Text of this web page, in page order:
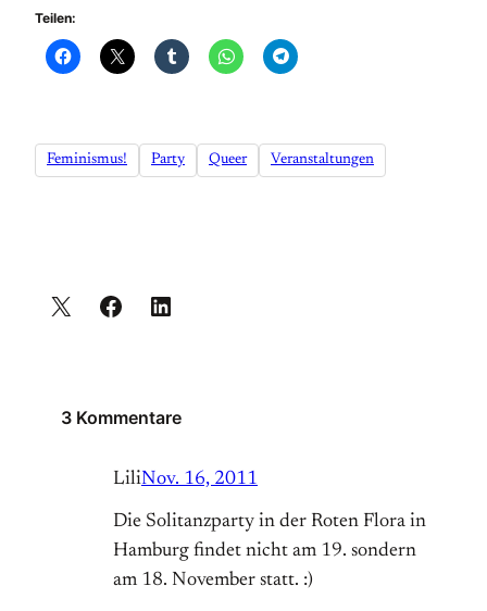
Teilen:
Feminismus! Party Queer Veranstaltungen
3 Kommentare
LiliNov. 16, 2011
Die Solitanzparty in der Roten Flora in
Hamburg findet nicht am 19. sondern
am 18. November statt. :)